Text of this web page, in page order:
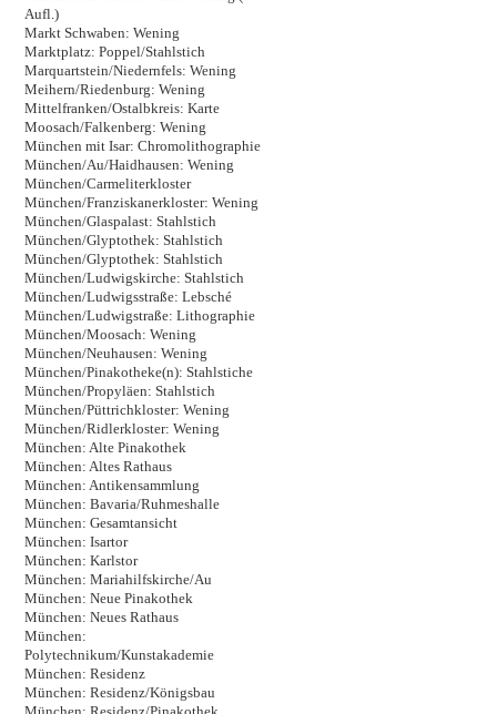
Aufl.)
Markt Schwaben: Wening
Marktplatz: Poppel/Stahlstich
Marquartstein/Niedernfels: Wening
Meihern/Riedenburg: Wening
Mittelfranken/Ostalbkreis: Karte
Moosach/Falkenberg: Wening
München mit Isar: Chromolithographie
München/Au/Haidhausen: Wening
München/Carmeliterkloster
München/Franziskanerkloster: Wening
München/Glaspalast: Stahlstich
München/Glyptothek: Stahlstich
München/Glyptothek: Stahlstich
München/Ludwigskirche: Stahlstich
München/Ludwigsstraße: Lebsché
München/Ludwigstraße: Lithographie
München/Moosach: Wening
München/Neuhausen: Wening
München/Pinakotheke(n): Stahlstiche
München/Propyläen: Stahlstich
München/Püttrichkloster: Wening
München/Ridlerkloster: Wening
München: Alte Pinakothek
München: Altes Rathaus
München: Antikensammlung
München: Bavaria/Ruhmeshalle
München: Gesamtansicht
München: Isartor
München: Karlstor
München: Mariahilfskirche/Au
München: Neue Pinakothek
München: Neues Rathaus
München:
Polytechnikum/Kunstakademie
München: Residenz
München: Residenz/Königsbau